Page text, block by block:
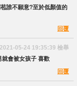
誰不願意?至於低顏值的
回覆
2021-05-24 19:35:39 檢舉
會被女孩子 喜歡
回覆